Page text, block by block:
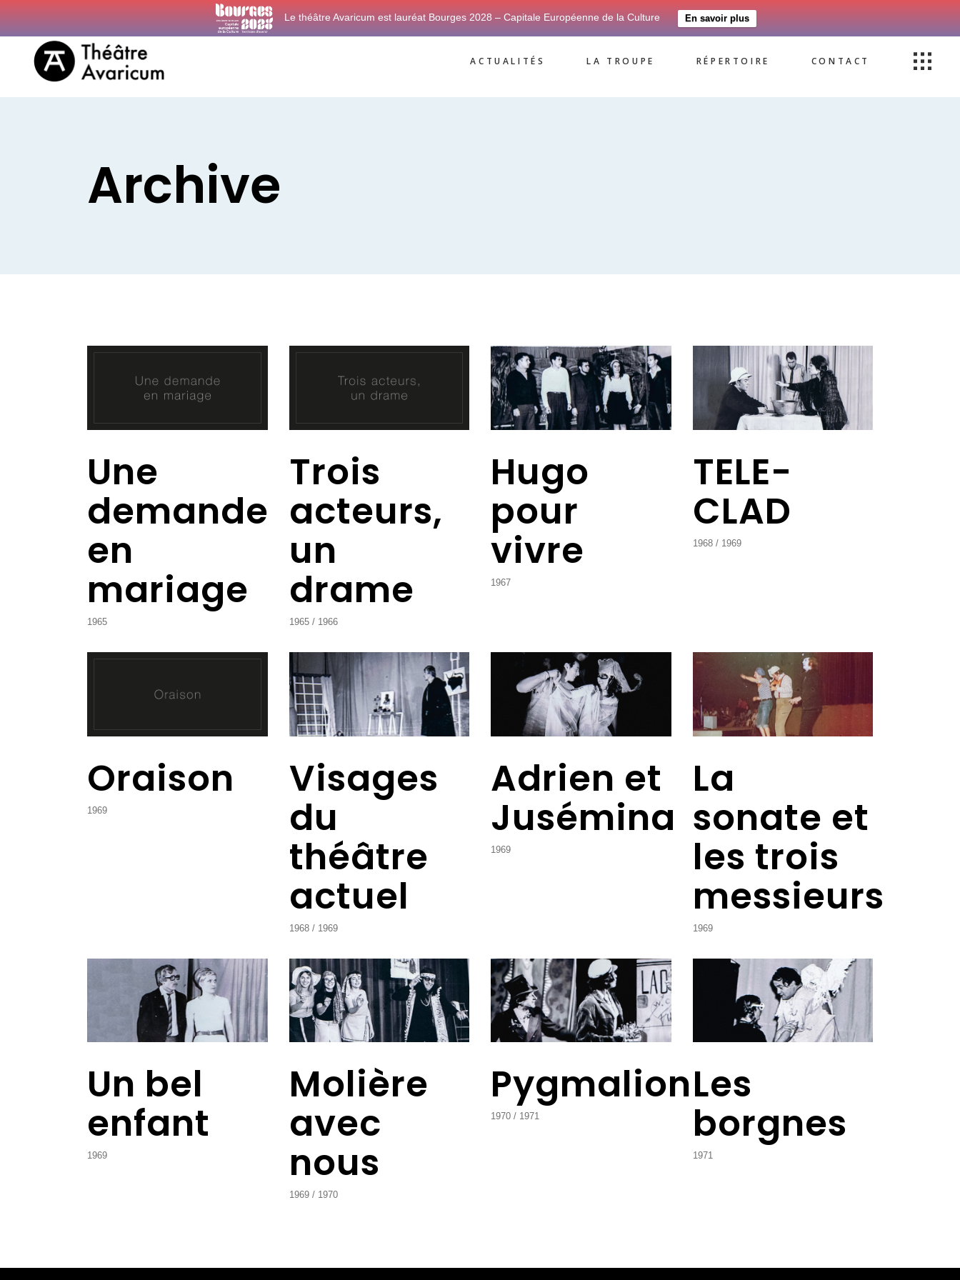
Le théâtre Avaricum est lauréat Bourges 2028 – Capitale Européenne de la Culture En savoir plus
ACTUALITÉS LA TROUPE RÉPERTOIRE CONTACT
Archive
Une
demande
en
mariage
1965
Trois
acteurs,
un
drame
1965 1966
Hugo
pour
vivre
1967
TELE-
CLAD
1968 1969
Oraison
1969
Visages
du
théâtre
actuel
1968 1969
Adrien et
Jusémina
1969
La
sonate et
les trois
messieurs
1969
Un bel
enfant
1969
Molière
avec
nous
1969 1970
Pygmalion
1970 1971
Les
borgnes
1971